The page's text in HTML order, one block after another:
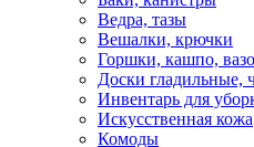
Ведра, тазы
Вешалки, крючки
Горшки, кашпо,
Доски гладильные,
Инвентарь для
Искусственная кожа
Комоды